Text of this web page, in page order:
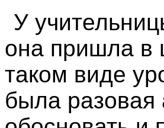
У
она пришла в
таком виде
была разовая